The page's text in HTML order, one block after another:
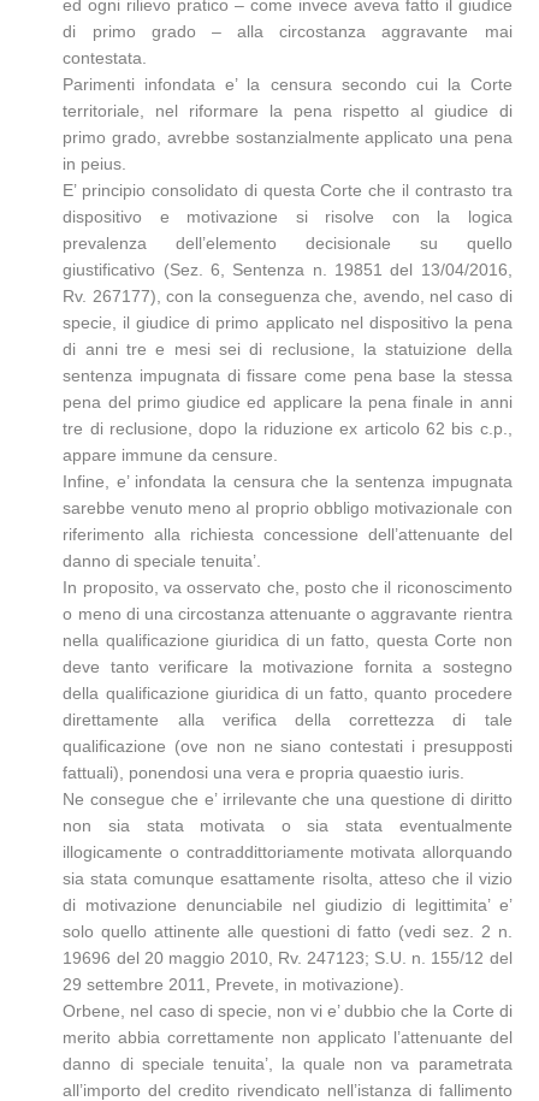
ed ogni rilievo pratico – come invece aveva fatto il giudice
di primo grado – alla circostanza aggravante mai
contestata.
Parimenti infondata e’ la censura secondo cui la Corte
territoriale, nel riformare la pena rispetto al giudice di
primo grado, avrebbe sostanzialmente applicato una pena
in peius.
E’ principio consolidato di questa Corte che il contrasto tra
dispositivo e motivazione si risolve con la logica
prevalenza dell’elemento decisionale su quello
giustificativo (Sez. 6, Sentenza n. 19851 del 13/04/2016,
Rv. 267177), con la conseguenza che, avendo, nel caso di
specie, il giudice di primo applicato nel dispositivo la pena
di anni tre e mesi sei di reclusione, la statuizione della
sentenza impugnata di fissare come pena base la stessa
pena del primo giudice ed applicare la pena finale in anni
tre di reclusione, dopo la riduzione ex articolo 62 bis c.p.,
appare immune da censure.
Infine, e’ infondata la censura che la sentenza impugnata
sarebbe venuto meno al proprio obbligo motivazionale con
riferimento alla richiesta concessione dell’attenuante del
danno di speciale tenuita’.
In proposito, va osservato che, posto che il riconoscimento
o meno di una circostanza attenuante o aggravante rientra
nella qualificazione giuridica di un fatto, questa Corte non
deve tanto verificare la motivazione fornita a sostegno
della qualificazione giuridica di un fatto, quanto procedere
direttamente alla verifica della correttezza di tale
qualificazione (ove non ne siano contestati i presupposti
fattuali), ponendosi una vera e propria quaestio iuris.
Ne consegue che e’ irrilevante che una questione di diritto
non sia stata motivata o sia stata eventualmente
illogicamente o contraddittoriamente motivata allorquando
sia stata comunque esattamente risolta, atteso che il vizio
di motivazione denunciabile nel giudizio di legittimita’ e’
solo quello attinente alle questioni di fatto (vedi sez. 2 n.
19696 del 20 maggio 2010, Rv. 247123; S.U. n. 155/12 del
29 settembre 2011, Prevete, in motivazione).
Orbene, nel caso di specie, non vi e’ dubbio che la Corte di
merito abbia correttamente non applicato l’attenuante del
danno di speciale tenuita’, la quale non va parametrata
all’importo del credito rivendicato nell’istanza di fallimento